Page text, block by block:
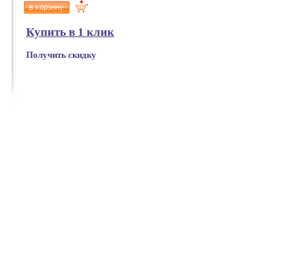
Купить в 1 клик
Получить скидку